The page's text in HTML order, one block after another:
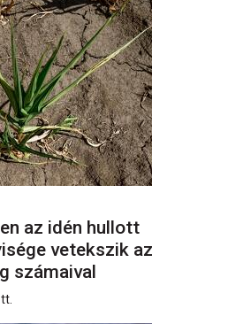
az idén hullott
vetekszik az
számaival